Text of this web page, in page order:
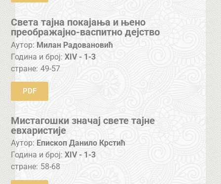
Света тајна покајања и њено
преображајно-васпитно дејство
Аутор: Милан Радовановић
Година и број:XIV - 1-3
стране: 49-57
PDF
Мистагошки значај свете тајне
евхаристије
Аутор: Епископ Данило Крстић
Година и број:XIV - 1-3
стране: 58-68